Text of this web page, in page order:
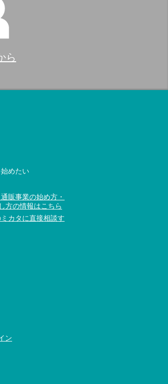
ら
めたい
販事業の始め方・
方の情報はこちら
カタに直接相談す
ン